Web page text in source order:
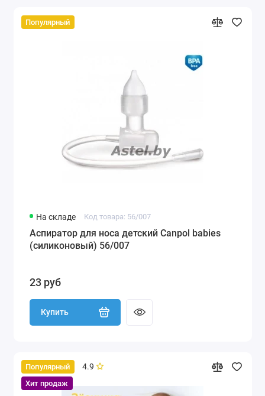
Популярный
На складе Код товара: 56/007
Аспиратор для носа детский Canpol babies
(силиконовый) 56/007
23 руб
Купить
Популярный
Хит продаж
4.9